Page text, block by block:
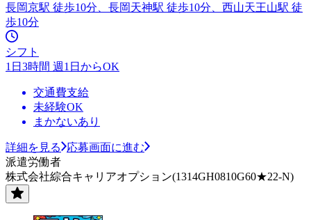
長岡京駅 徒歩10分、長岡天神駅 徒歩10分、西山天王山駅 徒
歩10分
シフト
1日3時間 週1日からOK
交通費支給
未経験OK
まかないあり
詳細を見る
応募画面に進む
派遣労働者
株式会社綜合キャリアオプション(1314GH0810G60★22-N)